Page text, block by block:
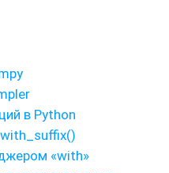
в Python
«with»